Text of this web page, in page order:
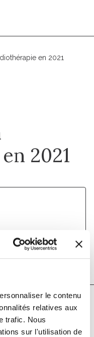
le contenu
relatives aux
trafic. Nous
sur l'utilisation de
en 2021
2021